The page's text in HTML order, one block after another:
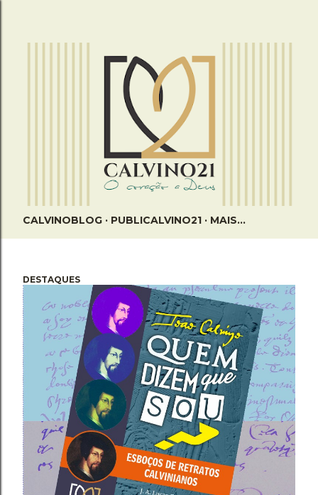
CALVINOBLOG PUBLICALVINO21 MAIS…
DESTAQUES